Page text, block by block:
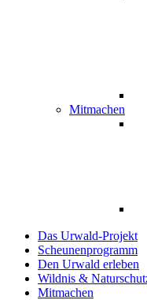
Mitmachen
Das Urwald-Projekt
Scheunenprogramm
Den Urwald erleben
Wildnis &
Mitmachen